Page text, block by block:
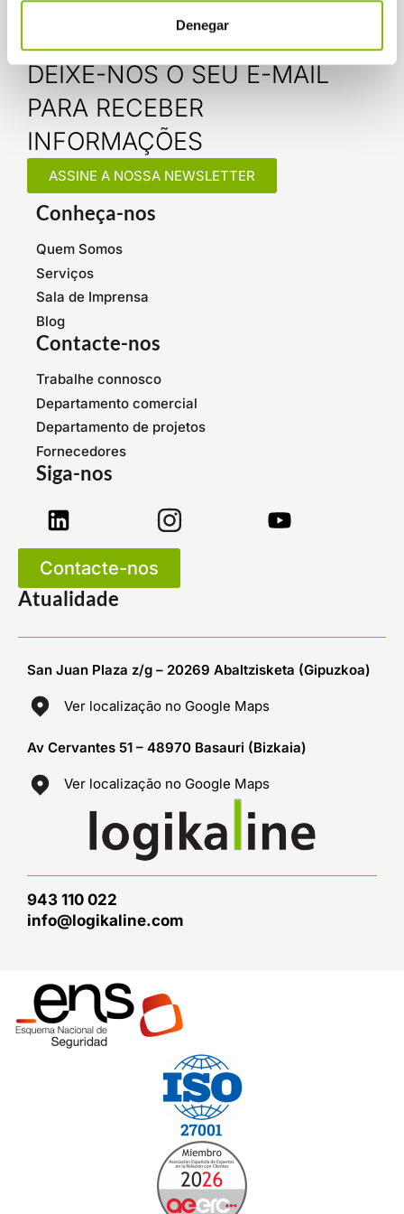
Denegar
DEIXE-NOS O SEU E-MAIL
PARA RECEBER
INFORMAÇÕES
ASSINE A NOSSA NEWSLETTER
Conheça-nos
Quem Somos
Serviços
Sala de Imprensa
Blog
Contacte-nos
Trabalhe connosco
Departamento comercial
Departamento de projetos
Fornecedores
Siga-nos
Contacte-nos
Atualidade
San Juan Plaza z/g – 20269 Abaltzisketa (Gipuzkoa)
Ver localização no Google Maps
Av Cervantes 51 – 48970 Basauri (Bizkaia)
Ver localização no Google Maps
943 110 022
info@logikaline.com